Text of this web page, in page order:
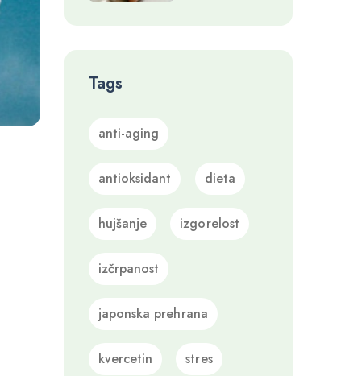
Tags
anti-aging
antioksidant dieta
hujšanje izgorelost
izčrpanost
japonska prehrana
kvercetin stres